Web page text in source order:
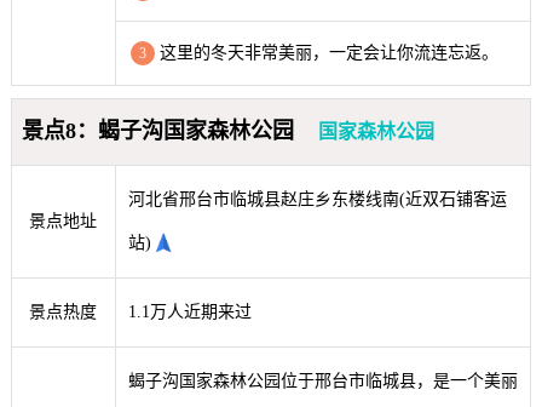
3 这里的冬天非常美丽，一定会让你流连忘返。
景点8：蝎子沟国家森林公园 国家森林公园
景点地址
河北省邢台市临城县赵庄乡东楼线南(近双石铺客运
站)
景点热度 1.1万人近期来过
蝎子沟国家森林公园位于邢台市临城县，是一个美丽